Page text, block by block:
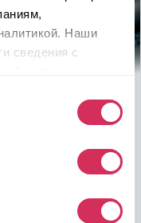
Наши
сведения с
процессов
реальные выгоды.
на авторынке